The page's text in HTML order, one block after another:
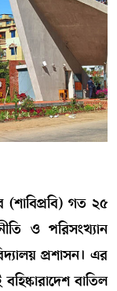
(শাবিপ্রবি) গত ২৫
ও পরিসংখ্যান
প্রশাসন। এর
বাতিল